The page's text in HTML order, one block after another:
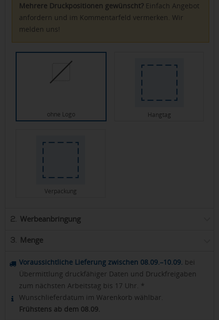
Mehrere Druckpositionen gewünscht?Einfach Angebot
anfordern und im Kommentarfeld vermerken. Wir
melden uns!
ohne Logo Hangtag
Verpackung
2. Werbeanbringung
3. Menge
Voraussichtliche Lieferung zwischen 08.09.–10.09. bei
Übermittlung druckfähiger Daten und Druckfreigaben
zum nächsten Arbeitstag bis 17 Uhr. *
Wunschlieferdatum im Warenkorb wählbar.
Frühstens ab dem 08.09.